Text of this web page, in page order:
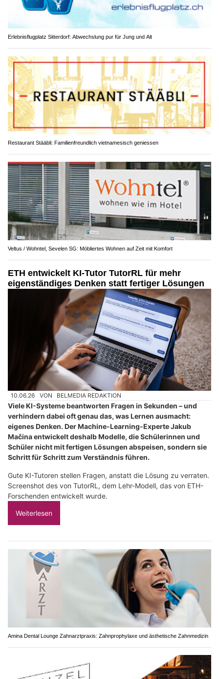
Erlebnisflugplatz Sitterdorf: Abwechslung pur für Jung und Alt
Restaurant Stääbli: Familienfreundlich vietnamesisch geniessen
Veltus / Wohntel, Sevelen SG: Möbliertes Wohnen auf Zeit mit Komfort
ETH entwickelt KI-Tutor TutorRL für mehr
eigenständiges Denken statt fertiger Lösungen
10.06.26 VON BELMEDIA REDAKTION
Viele KI-Systeme beantworten Fragen in Sekunden – und
verhindern dabei oft genau das, was Lernen ausmacht:
eigenes Denken. Der Machine-Learning-Experte Jakub
Mačina entwickelt deshalb Modelle, die Schülerinnen und
Schüler nicht mit fertigen Lösungen abspeisen, sondern sie
Schritt für Schritt zum Verständnis führen.
Gute KI-Tutoren stellen Fragen, anstatt die Lösung zu verraten.
Screenshot des von TutorRL, dem Lehr-Modell, das von ETH-
Forschenden entwickelt wurde.
Weiterlesen
Amina Dental Lounge Zahnarztpraxis: Zahnprophylaxe und ästhetische Zahnmedizin